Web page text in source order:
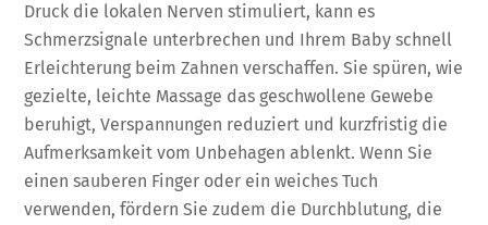
Druck die lokalen Nerven stimuliert, kann es
Schmerzsignale unterbrechen und Ihrem Baby schnell
Erleichterung beim Zahnen verschaffen. Sie spüren, wie
gezielte, leichte Massage das geschwollene Gewebe
beruhigt, Verspannungen reduziert und kurzfristig die
Aufmerksamkeit vom Unbehagen ablenkt. Wenn Sie
einen sauberen Finger oder ein weiches Tuch
verwenden, fördern Sie zudem die Durchblutung, die